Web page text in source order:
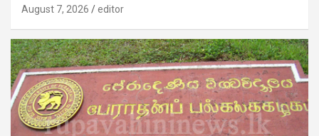
August 7, 2026 editor